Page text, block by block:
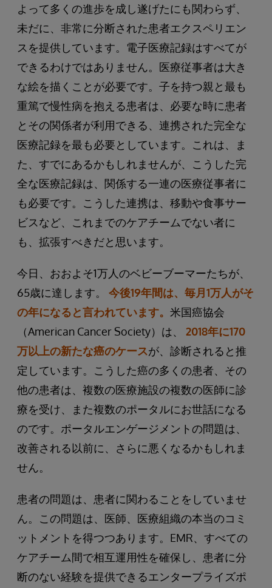
よって多くの進歩を成し遂げたにも関わらず、
未だに、非常に分断された患者エクスペリエン
スを提供しています。電子医療記録はすべてが
できるわけではありません。医療従事者は大き
な絵を描くことが必要です。子を持つ親と最も
重篤で慢性病を抱える患者は、必要な時に患者
とその関係者が利用できる、連携された完全な
医療記録を最も必要としています。これは、ま
た、すでにあるかもしれませんが、こうした完
全な医療記録は、関係する一連の医療従事者に
も必要です。こうした連携は、移動や食事サー
ビスなど、これまでのケアチームでない者に
も、拡張すべきだと思います。
今日、おおよそ1万人のベビーブーマーたちが、
65歳に達します。 今後19年間は、毎月1万人がそ
の年になると言われています。 米国癌協会
（American Cancer Society）は、 2018年に170
万以上の新たな癌のケースが、診断されると推
定しています。こうした癌の多くの患者、その
他の患者は、複数の医療施設の複数の医師に診
療を受け、また複数のポータルにお世話になる
のです。ポータルエンゲージメントの問題は、
改善される以前に、さらに悪くなるかもしれま
せん。
患者の問題は、患者に関わることをしていませ
ん。この問題は、医師、医療組織の本当のコミ
ットメントを得つつあります。EMR、すべての
ケアチーム間で相互運用性を確保し、患者に分
断のない経験を提供できるエンタープライズポ